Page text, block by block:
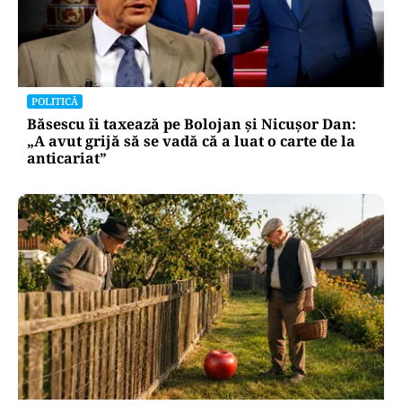
POLITICĂ
Băsescu îi taxează pe Bolojan și Nicușor Dan:
„A avut grijă să se vadă că a luat o carte de la
anticariat”